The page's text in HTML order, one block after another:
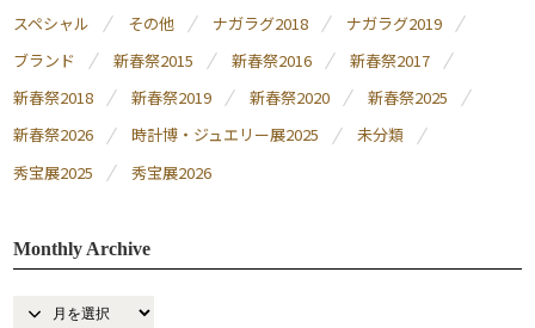
スペシャル
その他 ナガラグ2018
ナガラグ2019
ブランド
新春祭2015 新春祭2016
新春祭2017
新春祭2018
新春祭2019 新春祭2020
新春祭2025
新春祭2026
時計博・ジュエリー展2025
未分類
秀宝展2025
秀宝展2026
Monthly Archive